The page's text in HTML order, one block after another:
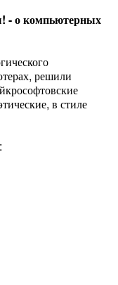
- о компьютерных
решили
в стиле